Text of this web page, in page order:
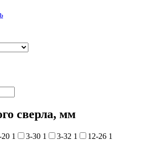
сверла, мм
20 1 3-30 1 3-32 1 12-26 1